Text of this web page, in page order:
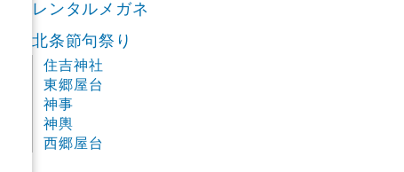
レンタルメガネ
北条節句祭り
住吉神社
東郷屋台
神事
神輿
西郷屋台